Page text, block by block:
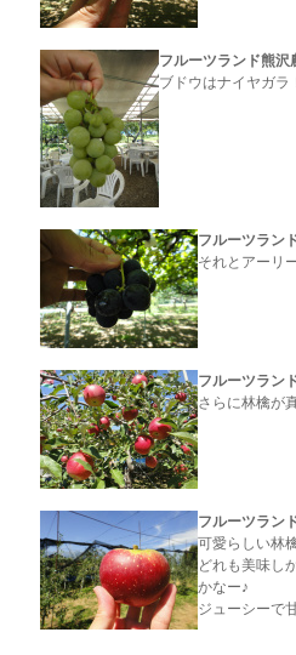
フルーツランド熊沢
ブドウはナイヤガラ
フルーツラン
それとアーリ
フルーツラン
さらに林檎が
フルーツラン
可愛らしい林
どれも美味し
かなー♪
ジューシーで